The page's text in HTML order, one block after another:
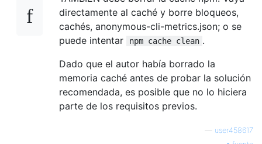
directamente al caché y borre bloqueos,
cachés, anonymous-cli-metrics.json; o se
puede intentar
npm cache clean .
Dado que el autor había borrado la
memoria caché antes de probar la solución
recomendada, es posible que no lo hiciera
parte de los requisitos previos.
user458617